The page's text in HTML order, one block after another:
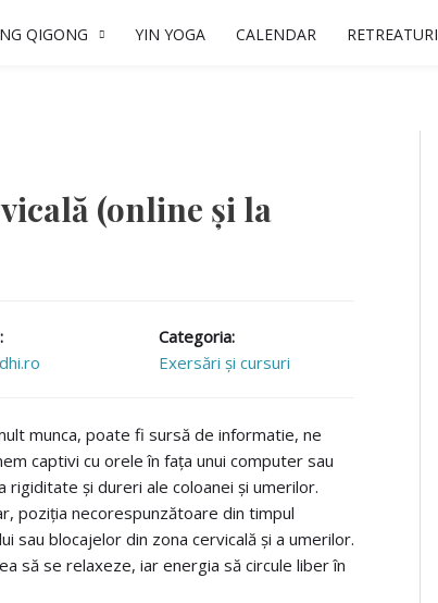
QIGONG YIN YOGA CALENDAR RETREATURI
(online și la
Categoria:
Exersări și cursuri
munca, poate fi sursă de informatie, ne
captivi cu orele în fața unui computer sau
și dureri ale coloanei și umerilor.
poziția necorespunzătoare din timpul
sau blocajelor din zona cervicală și a umerilor.
să se relaxeze, iar energia să circule liber în